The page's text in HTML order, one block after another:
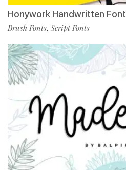
Honywork Handwritten Font
Brush Fonts, Script Fonts